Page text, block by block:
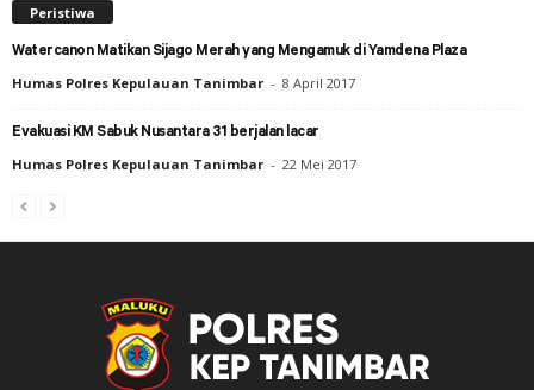
Peristiwa
Watercanon Matikan Sijago Merah yang Mengamuk di Yamdena Plaza
Humas Polres Kepulauan Tanimbar - 8 April 2017
Evakuasi KM Sabuk Nusantara 31 berjalan lacar
Humas Polres Kepulauan Tanimbar - 22 Mei 2017